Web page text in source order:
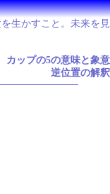
生かすこと。未来を見
カップの5の意味と象意
逆位置の解釈